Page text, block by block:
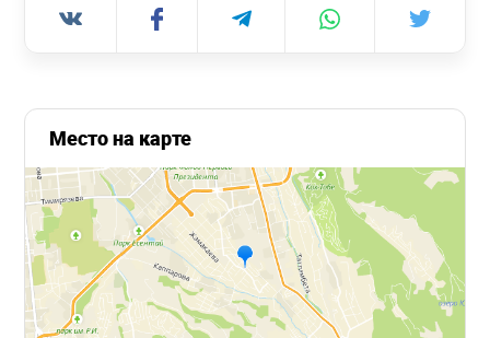
Место на карте